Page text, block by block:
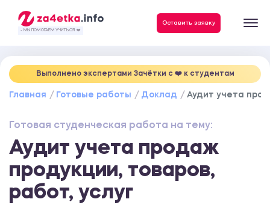
- МЫ ПОМОГАЕМ УЧИТЬСЯ ❤️
Оставить заявку
Выполнено экспертами Зачётки c ❤️ к студентам
Главная Готовые работы Доклад Аудит учета
Готовая студенческая работа на тему:
Аудит учета продаж
продукции, товаров,
работ, услуг